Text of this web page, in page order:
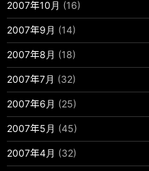
2007年10月 (16)
2007年9月 (14)
2007年8月 (18)
2007年7月 (32)
2007年6月 (25)
2007年5月 (45)
2007年4月 (32)